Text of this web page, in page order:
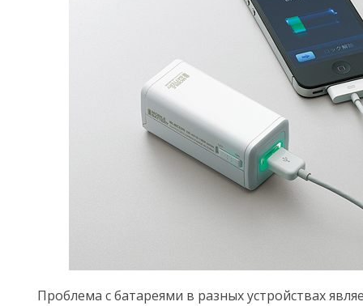
Проблема с батареями в разных устройствах